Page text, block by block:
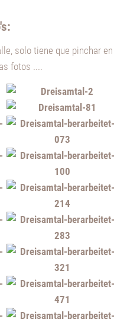
solo tiene que pinchar en
fotos ....